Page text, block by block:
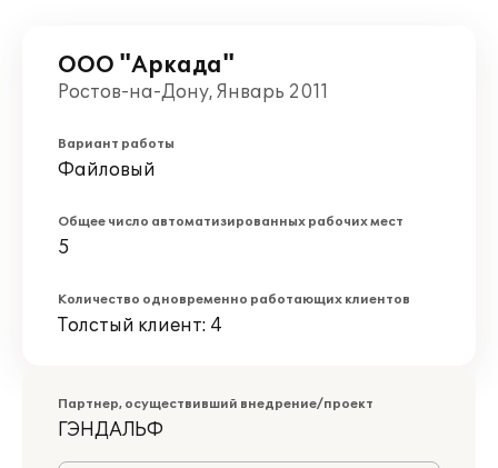
ООО "Аркада"
Ростов-на-Дону, Январь 2011
Вариант работы
Файловый
Общее число автоматизированных рабочих мест
5
Количество одновременно работающих клиентов
Толстый клиент: 4
Партнер, осуществивший внедрение/проект
ГЭНДАЛЬФ